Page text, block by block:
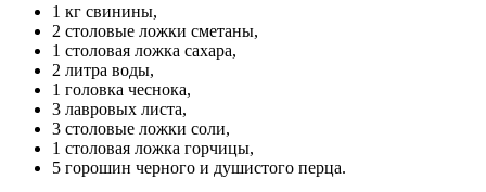
1 кг свинины,
2 столовые ложки сметаны,
1 столовая ложка сахара,
2 литра воды,
1 головка чеснока,
3 лавровых листа,
3 столовые ложки соли,
1 столовая ложка горчицы,
5 горошин черного и душистого перца.